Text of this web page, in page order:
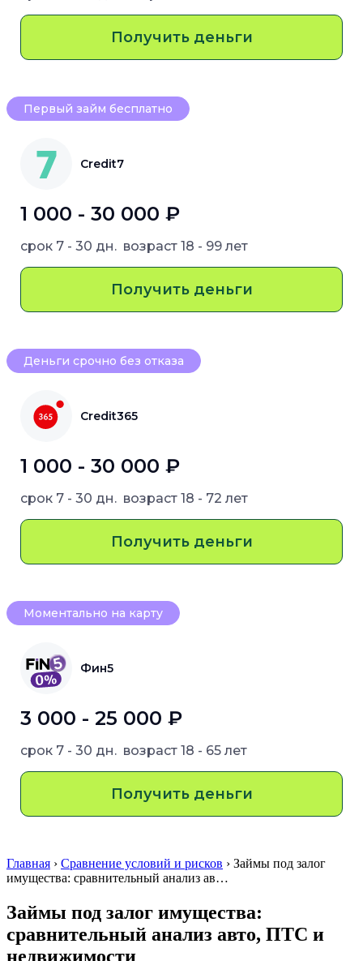
Получить деньги
Первый займ бесплатно
Credit7
1 000 - 30 000 ₽
срок 7 - 30 дн. возраст 18 - 99 лет
Получить деньги
Деньги срочно без отказа
Credit365
1 000 - 30 000 ₽
срок 7 - 30 дн. возраст 18 - 72 лет
Получить деньги
Моментально на карту
Фин5
3 000 - 25 000 ₽
срок 7 - 30 дн. возраст 18 - 65 лет
Получить деньги
Главная › Сравнение условий и рисков › Займы под залог
имущества: сравнительный анализ ав…
Займы под залог имущества:
сравнительный анализ авто, ПТС и
недвижимости